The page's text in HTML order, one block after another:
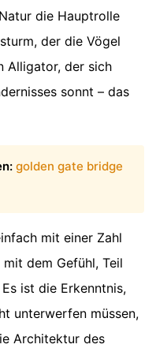
die Hauptrolle
der die Vögel
Alligator, der sich
sonnt – das
golden gate bridge
mit einer Zahl
dem Gefühl, Teil
ist die Erkenntnis,
unterwerfen müssen,
Architektur des